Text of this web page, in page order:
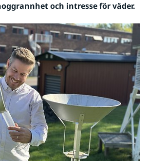
och intresse för väder.